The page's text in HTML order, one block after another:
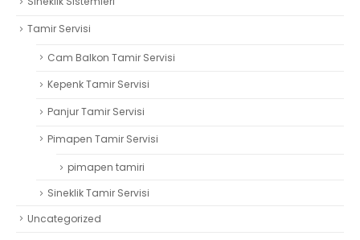
Tamir Servisi
Cam Balkon Tamir Servisi
Kepenk Tamir Servisi
Panjur Tamir Servisi
Pimapen Tamir Servisi
pimapen tamiri
Sineklik Tamir Servisi
Uncategorized